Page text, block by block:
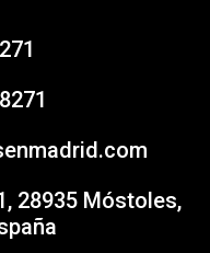
28935 Móstoles,